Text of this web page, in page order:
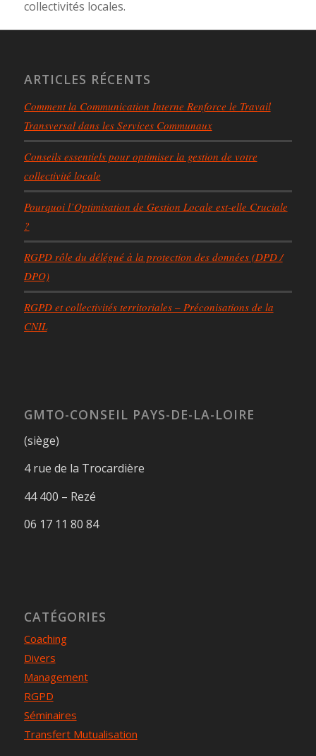
collectivités locales.
ARTICLES RÉCENTS
Comment la Communication Interne Renforce le Travail
Transversal dans les Services Communaux
Conseils essentiels pour optimiser la gestion de votre
collectivité locale
Pourquoi l’Optimisation de Gestion Locale est-elle Cruciale
?
RGPD rôle du délégué à la protection des données (DPD /
DPO)
RGPD et collectivités territoriales – Préconisations de la
CNIL
GMTO-CONSEIL PAYS-DE-LA-LOIRE
(siège)
4 rue de la Trocardière
44 400 – Rezé
06 17 11 80 84
CATÉGORIES
Coaching
Divers
Management
RGPD
Séminaires
Transfert Mutualisation